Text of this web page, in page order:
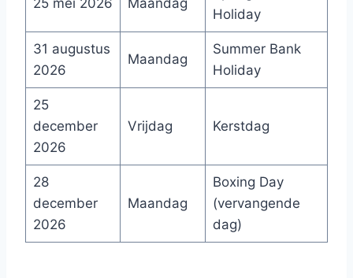
25 mei 2026 Maandag
Holiday
31 augustus
2026
Maandag
Summer Bank
Holiday
25
december
2026
Vrijdag Kerstdag
28
december
2026
Maandag
Boxing Day
(vervangende
dag)